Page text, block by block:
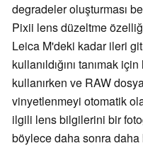
degradeler oluşturması
Pixii lens düzeltme
Leica M'deki kadar ileri
kullanıldığını tanımak
kullanırken ve RAW
vinyetlenmeyi otomatik
ilgili lens bilgilerini bir
böylece daha sonra